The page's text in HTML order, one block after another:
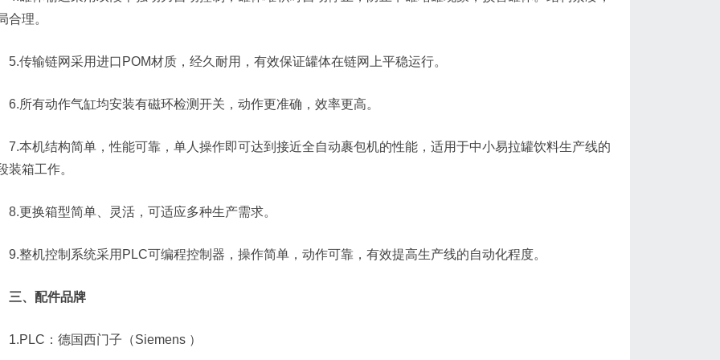
合理。
5.传输链网采用进口POM材质，经久耐用，有效保证罐体在链网上平稳运行。
6.所有动作气缸均安装有磁环检测开关，动作更准确，效率更高。
7.本机结构简单，性能可靠，单人操作即可达到接近全自动裹包机的性能，适用于中小易拉罐饮料生产线的
装箱工作。
8.更换箱型简单、灵活，可适应多种生产需求。
9.整机控制系统采用PLC可编程控制器，操作简单，动作可靠，有效提高生产线的自动化程度。
三、配件品牌
1.PLC：德国西门子（Siemens ）